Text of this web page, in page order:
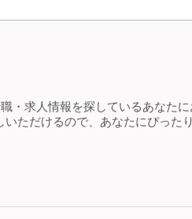
・求人情報を探しているあなたに
ただけるので、あなたにぴった